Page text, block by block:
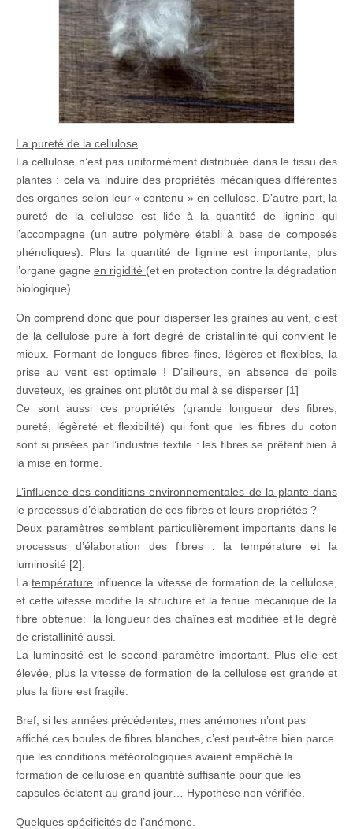
La pureté de la cellulose
La cellulose n’est pas uniformément distribuée dans le tissu des
plantes : cela va induire des propriétés mécaniques différentes
des organes selon leur « contenu » en cellulose. D’autre part, la
pureté de la cellulose est liée à la quantité de lignine qui
l’accompagne (un autre polymère établi à base de composés
phénoliques). Plus la quantité de lignine est importante, plus
l’organe gagne en rigidité (et en protection contre la dégradation
biologique).
On comprend donc que pour disperser les graines au vent, c’est
de la cellulose pure à fort degré de cristallinité qui convient le
mieux. Formant de longues fibres fines, légères et flexibles, la
prise au vent est optimale ! D’ailleurs, en absence de poils
duveteux, les graines ont plutôt du mal à se disperser [1]
Ce sont aussi ces propriétés (grande longueur des fibres,
pureté, légèreté et flexibilité) qui font que les fibres du coton
sont si prisées par l’industrie textile : les fibres se prêtent bien à
la mise en forme.
L’influence des conditions environnementales de la plante dans
le processus d’élaboration de ces fibres et leurs propriétés ?
Deux paramètres semblent particulièrement importants dans le
processus d’élaboration des fibres : la température et la
luminosité [2].
Latempérature influence la vitesse de formation de la cellulose,
et cette vitesse modifie la structure et la tenue mécanique de la
fibre obtenue: la longueur des chaînes est modifiée et le degré
de cristallinité aussi.
La luminosité est le second paramètre important. Plus elle est
élevée, plus la vitesse de formation de la cellulose est grande et
plus la fibre est fragile.
Bref, si les années précédentes, mes anémones n’ont pas
affiché ces boules de fibres blanches, c’est peut-être bien parce
que les conditions météorologiques avaient empêché la
formation de cellulose en quantité suffisante pour que les
capsules éclatent au grand jour… Hypothèse non vérifiée.
Quelques spécificités de l’anémone.